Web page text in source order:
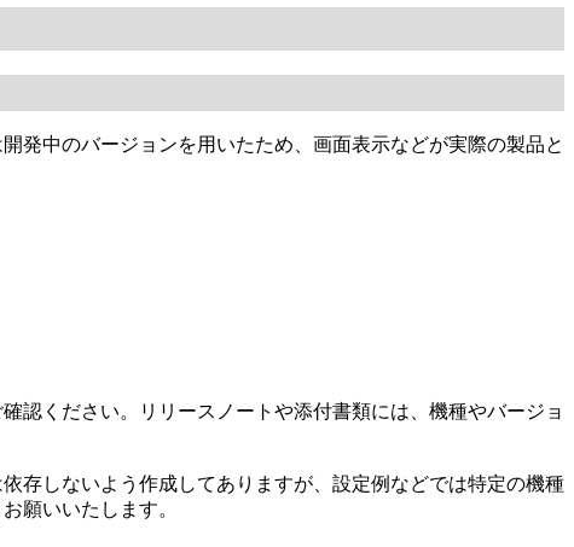
発中のバージョンを用いたため、画面表示などが実際の製品と
認ください。リリースノートや添付書類には、機種やバージョ
存しないよう作成してありますが、設定例などでは特定の機種
願いいたします。